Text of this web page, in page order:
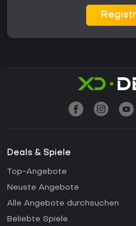
Deals & Spiele
Top-Angebote
Neuste Angebote
Alle Angebote durchsuchen
Beliebte Spiele